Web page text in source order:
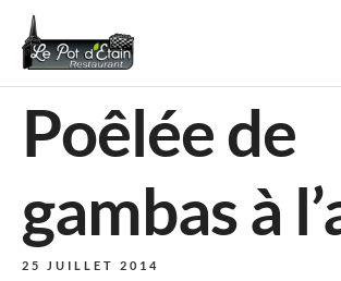
Poêlée de
gambas à
25 JUILLET 2014